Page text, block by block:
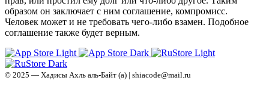
образом он заключает с ним соглашение, компромисс.
Человек может и не требовать чего-либо взамен. Подобное
соглашение также будет верным.
© 2025 — Хадисы Ахль аль-Байт (а) | shiacode@mail.ru